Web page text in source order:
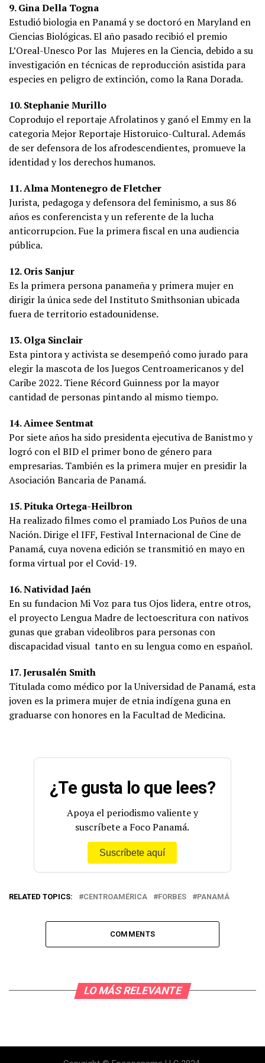
9. Gina Della Togna
Estudió biologia en Panamá y se doctoró en Maryland en
Ciencias Biológicas. El año pasado recibió el premio
L’Oreal-Unesco Por las Mujeres en la Ciencia, debido a su
investigación en técnicas de reproducción asistida para
especies en peligro de extinción, como la Rana Dorada.
10. Stephanie Murillo
Coprodujo el reportaje Afrolatinos y ganó el Emmy en la
categoria Mejor Reportaje Historuico-Cultural. Además
de ser defensora de los afrodescendientes, promueve la
identidad y los derechos humanos.
11. Alma Montenegro de Fletcher
Jurista, pedagoga y defensora del feminismo, a sus 86
años es conferencista y un referente de la lucha
anticorrupcion. Fue la primera fiscal en una audiencia
pública.
12. Oris Sanjur
Es la primera persona panameña y primera mujer en
dirigir la única sede del Instituto Smithsonian ubicada
fuera de territorio estadounidense.
13. Olga Sinclair
Esta pintora y activista se desempeñó como jurado para
elegir la mascota de los Juegos Centroamericanos y del
Caribe 2022. Tiene Récord Guinness por la mayor
cantidad de personas pintando al mismo tiempo.
14. Aimee Sentmat
Por siete años ha sido presidenta ejecutiva de Banistmo y
logró con el BID el primer bono de género para
empresarias. También es la primera mujer en presidir la
Asociación Bancaria de Panamá.
15. Pituka Ortega-Heilbron
Ha realizado filmes como el pramiado Los Puños de una
Nación. Dirige el IFF, Festival Internacional de Cine de
Panamá, cuya novena edición se transmitió en mayo en
forma virtual por el Covid-19.
16. Natividad Jaén
En su fundacion Mi Voz para tus Ojos lidera, entre otros,
el proyecto Lengua Madre de lectoescritura con nativos
gunas que graban videolibros para personas con
discapacidad visual tanto en su lengua como en español.
17. Jerusalén Smith
Titulada como médico por la Universidad de Panamá, esta
joven es la primera mujer de etnia indígena guna en
graduarse con honores en la Facultad de Medicina.
¿Te gusta lo que lees?
Apoya el periodismo valiente y
suscríbete a Foco Panamá.
Suscríbete aquí
RELATED TOPICS: CENTROAMÉRICA FORBES PANAMÁ
COMMENTS
LO MÁS RELEVANTE